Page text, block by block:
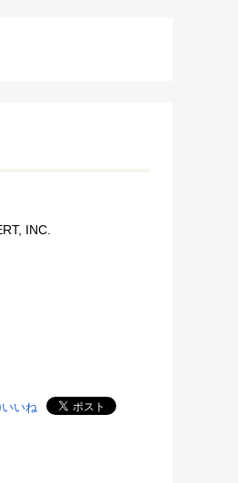
INC.
いいね